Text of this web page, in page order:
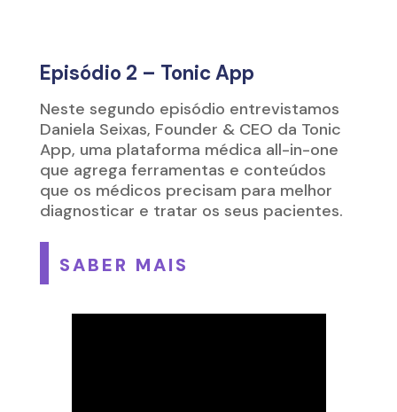
Episódio 2 – Tonic App
Neste segundo episódio entrevistamos
Daniela Seixas, Founder & CEO da Tonic
App, uma plataforma médica all-in-one
que agrega ferramentas e conteúdos
que os médicos precisam para melhor
diagnosticar e tratar os seus pacientes.
SABER MAIS